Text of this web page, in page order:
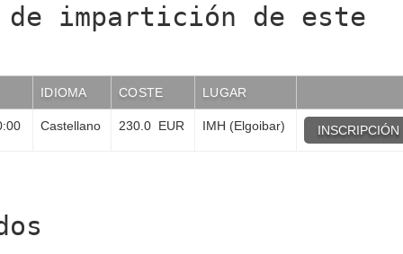
de impartición de este
IDIOMA COSTE LUGAR
Castellano 230.0 EUR IMH (Elgoibar) INSCRIPCIÓN